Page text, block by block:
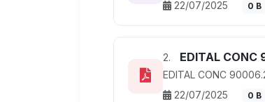
22/07/2025
0 B
2. EDITAL
EDITAL CONC
22/07/2025
0 B